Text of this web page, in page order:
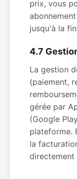
prix, vous
jusqu'à la
4.7
La gestion
(paiement,
gérée par
(Google
plateforme.
la
directement